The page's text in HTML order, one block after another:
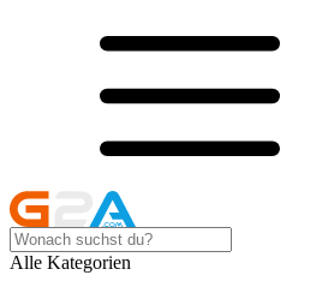
Alle Kategorien